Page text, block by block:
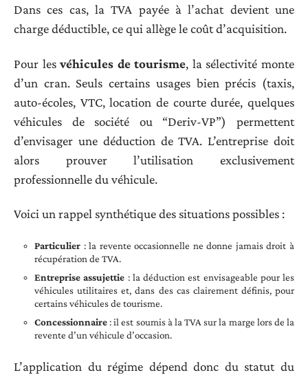
Dans ces cas, la TVA payée à l’achat devient une
charge déductible, ce qui allège le coût d’acquisition.
Pour lesvéhicules de tourisme, la sélectivité monte
d’un cran. Seuls certains usages bien précis (taxis,
auto-écoles, VTC, location de courte durée, quelques
véhicules de société ou “Deriv-VP”) permettent
d’envisager une déduction de TVA. L’entreprise doit
alors prouver l’utilisation exclusivement
professionnelle du véhicule.
Voici un rappel synthétique des situations possibles :
Particulier : la revente occasionnelle ne donne jamais droit à
récupération de TVA.
Entreprise assujettie : la déduction est envisageable pour les
véhicules utilitaires et, dans des cas clairement définis, pour
certains véhicules de tourisme.
Concessionnaire: il est soumis à la TVA sur la marge lors de la
revente d’un véhicule d’occasion.
L’application du régime dépend donc du statut du